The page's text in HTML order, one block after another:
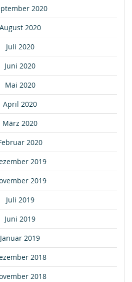
2020
August 2020
Juli 2020
Juni 2020
Mai 2020
April 2020
März 2020
2020
2019
2019
Juli 2019
Juni 2019
Januar 2019
2018
2018